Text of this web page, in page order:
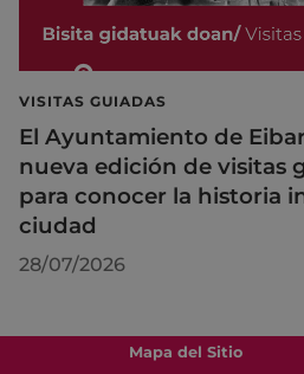
VISITAS GUIADAS
El Ayuntamiento de
nueva edición de visitas
para conocer la historia
ciudad
28/07/2026
Mapa del Sitio